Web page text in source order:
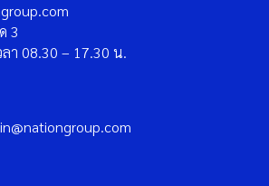
3
า 08.30 – 17.30 น.